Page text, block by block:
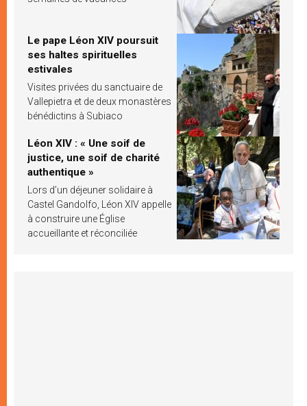
Le pape Léon XIV poursuit
ses haltes spirituelles
estivales
Visites privées du sanctuaire de
Vallepietra et de deux monastères
bénédictins à Subiaco
Léon XIV : « Une soif de
justice, une soif de charité
authentique »
Lors d’un déjeuner solidaire à
Castel Gandolfo, Léon XIV appelle
à construire une Église
accueillante et réconciliée